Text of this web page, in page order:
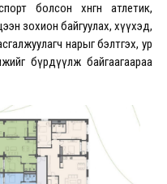
болсон хөнгөн атлетик,
зохион байгуулах, хүүхэд,
нарыг бэлтгэх, ур
бүрдүүлж байгаагаараа